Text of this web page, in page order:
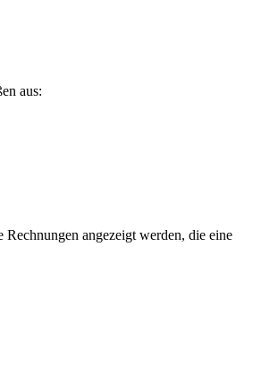
aus:
angezeigt werden, die eine